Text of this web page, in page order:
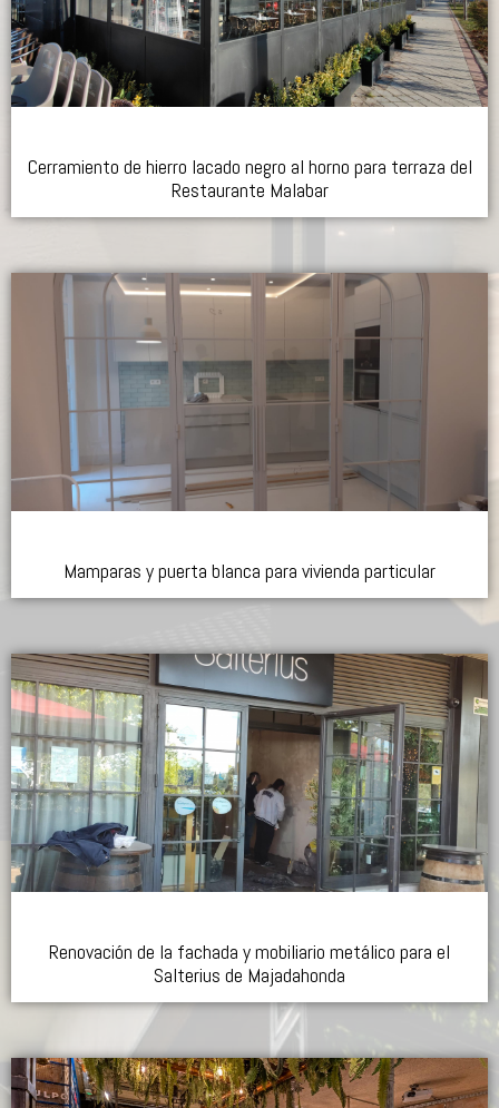
Cerramiento de hierro lacado negro al horno para terraza del
Restaurante Malabar
Mamparas y puerta blanca para vivienda particular
Renovación de la fachada y mobiliario metálico para el
Salterius de Majadahonda